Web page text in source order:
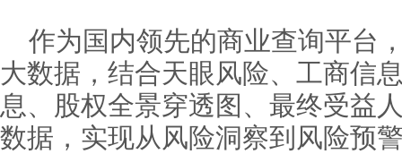
作为国内领先的商业查询平台
大数据，结合天眼风险、工商信
息、股权全景穿透图、最终受益
数据，实现从风险洞察到风险预